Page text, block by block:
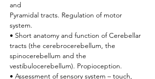
and
Pyramidal tracts. Regulation of motor
system.
• Short anatomy and function of Cerebellar
tracts (the cerebrocerebellum, the
spinocerebellum and the
vestibulocerebellum). Propioception.
• Assessment of sensory system – touch,